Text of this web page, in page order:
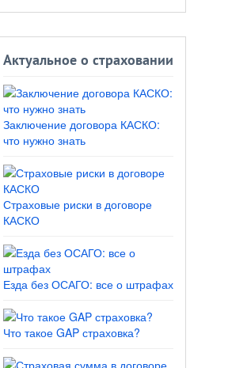
Актуальное о страховании
Заключение договора КАСКО:
что нужно знать
Страховые риски в договоре
КАСКО
Езда без ОСАГО: все о штрафах
Что такое GAP страховка?